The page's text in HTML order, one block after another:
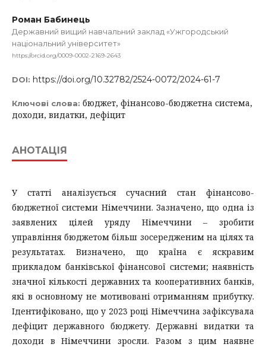
Роман Бабинець
Державний вищий навчальний заклад «Ужгородський
національний університет»
https://orcid.org/0009-0002-2169-2643
DOI: https://doi.org/10.32782/2524-0072/2024-61-7
Ключові слова: бюджет, фінансово-бюджетна система,
доходи, видатки, дефіцит
АНОТАЦІЯ
У статті аналізується сучасний стан фінансово-
бюджетної системи Німеччини. Зазначено, що одна із
заявлених цілей уряду Німеччини – зробити
управління бюджетом більш зосередженим на цілях та
результатах. Визначено, що країна є яскравим
прикладом банківської фінансової системи; наявність
значної кількості державних та кооперативних банків,
які в основному не мотивовані отриманням прибутку.
Ідентифіковано, що у 2023 році Німеччина зафіксувала
дефіцит державного бюджету. Державні видатки та
доходи в Німеччини зросли. Разом з цим наявне